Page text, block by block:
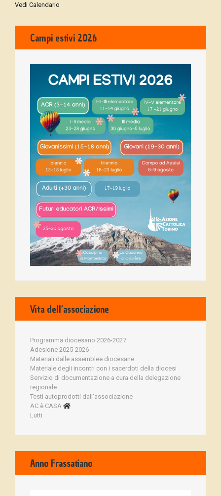
Vedi Calendario
Campi estivi 2026
Vita dell’associazione
Programma diocesano 2026-2027
Adesione 2025-2026
Materiali dalle assemblee diocesane
Materiale degli incontri con i sacerdoti della diocesi
Servizio di documentazione a cura della delegazione
regionale
Testi autoprodotti dall'associazione
AC è CASA
Lutti
Anno Frassatiano